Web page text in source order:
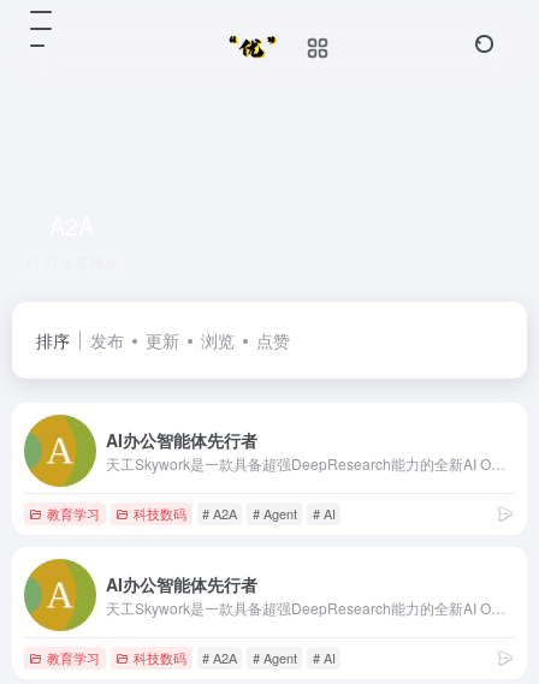
排序 发布 更新 浏览 点赞
AI办公智能体先行者
教育学习 科技数码 # A2A # Agent # AI
AI办公智能体先行者
教育学习 科技数码 # A2A # Agent # AI